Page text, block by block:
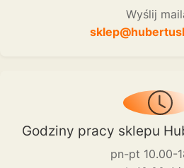
Wyślij
Godziny pracy sklepu
pn-pt 10.00-